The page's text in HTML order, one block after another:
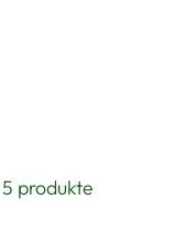
produkte